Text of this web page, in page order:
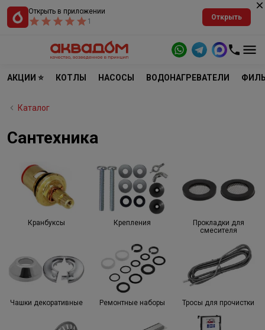
Открыть в приложении
1
Открыть
АКЦИИ ⭐ КОТЛЫ НАСОСЫ ВОДОНАГРЕВАТЕЛИ
Каталог
Сантехника
Кранбуксы Крепления
Прокладки для
смесителя
Чашки декоративные Ремонтные наборы Тросы для прочистки